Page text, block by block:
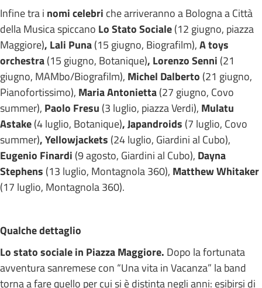
Infine tra i nomi celebri che arriveranno a Bologna a Città
della Musica spiccano LoStatoSociale(12 giugno, piazza
Maggiore), Lali Puna(15 giugno, Biografilm),A toys
orchestra(15 giugno, Botanique), Lorenzo Senni (21
giugno, MAMbo/Biografilm), Michel Dalberto (21 giugno,
Pianofortissimo), Maria Antonietta(27 giugno, Covo
summer), Paolo Fresu (3 luglio, piazza Verdi), Mulatu
Astake(4 luglio, Botanique), Japandroids (7 luglio, Covo
summer), Yellowjackets (24 luglio, Giardini al Cubo),
Eugenio Finardi (9 agosto, Giardini al Cubo), Dayna
Stephens (13 luglio, Montagnola 360), Matthew Whitaker
(17 luglio, Montagnola 360).
Qualche dettaglio
Lo stato sociale in Piazza Maggiore. Dopo la fortunata
avventura sanremese con “Una vita in Vacanza” la band
torna a fare quello per cui si è distinta negli anni: esibirsi di